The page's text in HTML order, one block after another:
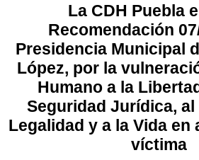
La CDH Puebla
Recomendación
Presidencia Municipal
López, por la
Humano a la
Seguridad Jurídica,
Legalidad y a la Vida en
víctima